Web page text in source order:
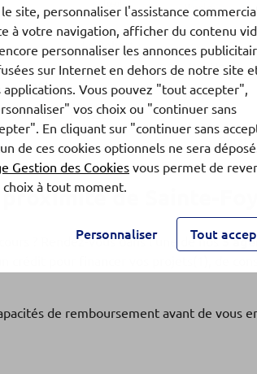
de Sainte-
? Rendez-vous dans l'une de nos5
crédit pour financer vos projets(1), de
de remboursement avant de vous
site, personnaliser l'assistance
à votre navigation, afficher du contenu
personnaliser les annonces
sur Internet en dehors de notre site
applications. Vous pouvez "tout accepter",
vos choix ou "continuer sans
En cliquant sur "continuer sans
de ces cookies optionnels ne sera
Gestion des Cookies vous permet de
choix à tout moment.
Personnaliser Tout